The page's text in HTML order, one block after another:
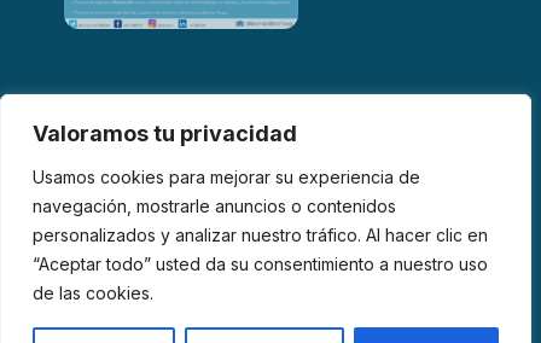
Valoramos tu privacidad
Usamos cookies para mejorar su experiencia de
navegación, mostrarle anuncios o contenidos
personalizados y analizar nuestro tráfico. Al hacer clic en
“Aceptar todo” usted da su consentimiento a nuestro uso
de las cookies.
© 2026 AFIBROM. Todos los derechos reservados.